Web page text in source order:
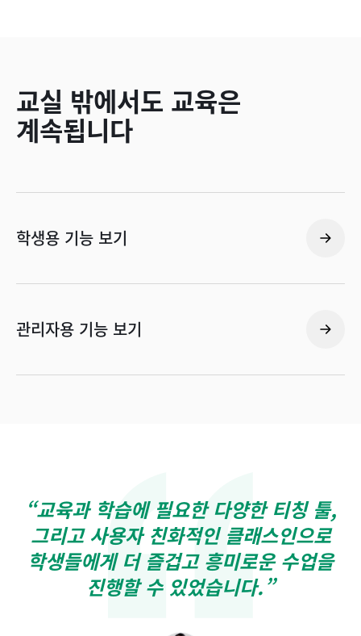
교실 밖에서도 교육은
계속됩니다
학생용 기능 보기
관리자용 기능 보기
“교육과 학습에 필요한 다양한 티칭 툴,
그리고 사용자 친화적인 클래스인으로
학생들에게 더 즐겁고 흥미로운 수업을
진행할 수 있었습니다.”